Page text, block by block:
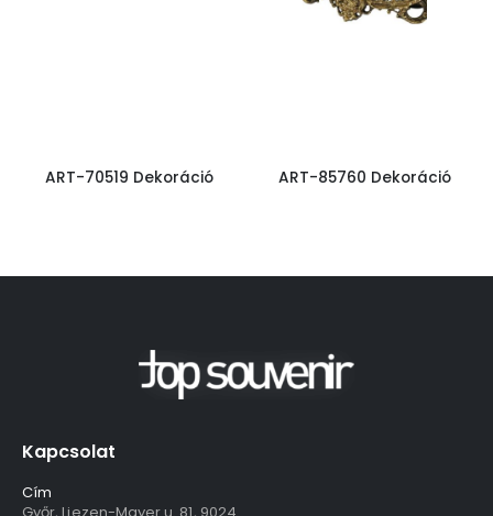
ART-70519 Dekoráció ART-85760 Dekoráció
Kapcsolat
Cím